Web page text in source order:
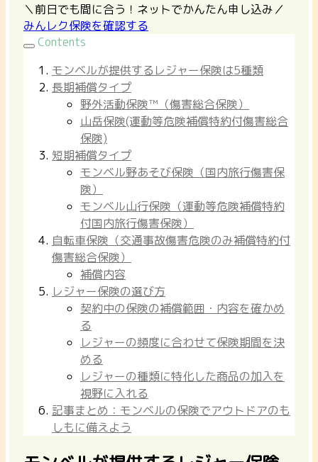
＼前日でも間に合う！ネットでかんたん申し込み／
みんレク保険を確認する
Contents
モンベルが提供するレジャー保険は5種類
長期補償タイプ
野外活動保険™（傷害総合保険）
山岳保険(運動等危険補償特約付傷害総合
保険)
短期補償タイプ
モンベル野あそび保険（国内旅行傷害保
険）
モンベル山行保険（運動等危険補償特約
付国内旅行傷害保険）
自転車保険（交通事故傷害危険のみ補償特約付
傷害総合保険）
補償内容
レジャー保険の選び方
契約中の保険の補償範囲・内容を確かめ
る
レジャーの頻度に合わせて保険期間を決
める
レジャーの種類に特化した商品の加入を
視野に入れる
記事まとめ：モンベルの保険でアウトドアのも
しもに備えよう